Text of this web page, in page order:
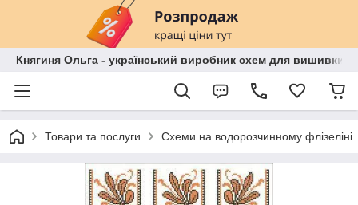
Княгиня Ольга - український виробник схем для вишивки
Товари та послуги Схеми на водорозчинному флізеліні